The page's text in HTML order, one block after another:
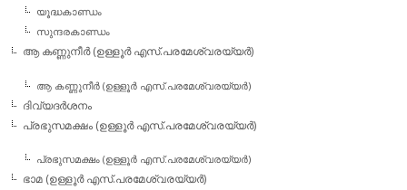
യൂദ്ധകാണ്ഡം
സുന്ദരകാണ്ഡം
ആ കണ്ണുനീര്‍ (ഉള്ളൂര്‍ എസ്.പരമേശ്വരയ്യര്‍)
ആ കണ്ണുനീര്‍ (ഉള്ളൂര്‍ എസ്.പരമേശ്വരയ്യര്‍)
ദിവ്യദര്‍ശനം
പ്രഭുസമക്ഷം (ഉള്ളൂര്‍ എസ്.പരമേശ്വരയ്യര്‍)
പ്രഭുസമക്ഷം (ഉള്ളൂര്‍ എസ്.പരമേശ്വരയ്യര്‍)
ഭാമ (ഉള്ളൂര്‍ എസ്.പരമേശ്വരയ്യര്‍)